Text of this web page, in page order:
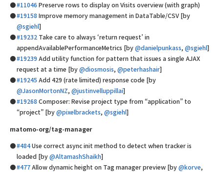
#11046 Preserve rows to display on Visits overview (with graph)
#19158 Improve memory management in DataTable/CSV [by
@sgiehl]
#19232Take care to always ‘return request’ in
appendAvailablePerformanceMetrics [by@danielpunkass, @sgiehl]
#19239 Add utility function for pattern that issues a single AJAX
request at a time [by@diosmosis, @peterhashair]
#19245 Add 429 (rate limited) response code [by
@JasonMortonNZ, @justinvelluppillai]
#19268 Composer: Revise project type from “application” to
“project” [by@pixelbrackets, @sgiehl]
matomo-org/tag-manager
#484Use correct async init method to detect when tracker is
loaded [by@AltamashShaikh]
#477Allow dynamic height on Tag manager preview [by@korve,